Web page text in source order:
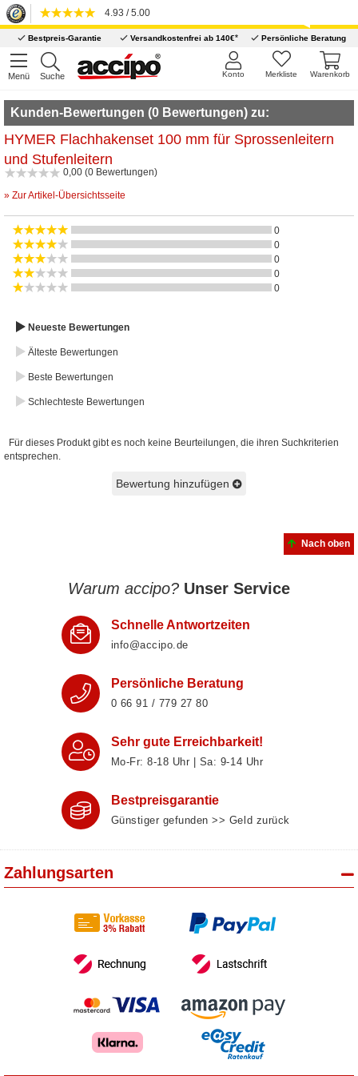
4.93 / 5.00
Bestpreis-Garantie Versandkostenfrei ab 140€* Persönliche Beratung
Menü Suche Warenkorb
Merkliste
Konto
Kunden-Bewertungen (0 Bewertungen) zu:
HYMER Flachhakenset 100 mm für Sprossenleitern
und Stufenleitern
0,00 (0 Bewertungen)
» Zur Artikel-Übersichtsseite
0
0
0
0
0
Neueste Bewertungen
Älteste Bewertungen
Beste Bewertungen
Schlechteste Bewertungen
Für dieses Produkt gibt es noch keine Beurteilungen, die ihren Suchkriterien
entsprechen.
Bewertung hinzufügen
Nach oben
Warum accipo? Unser Service
Schnelle Antwortzeiten
info@accipo.de
Persönliche Beratung
0 66 91 / 779 27 80
Sehr gute Erreichbarkeit!
Mo-Fr: 8‑18 Uhr | Sa: 9‑14 Uhr
Bestpreisgarantie
Günstiger gefunden >> Geld zurück
Zahlungsarten